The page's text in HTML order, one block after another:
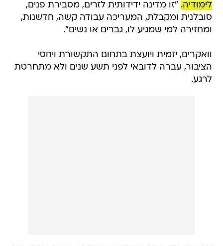
לימודיה. "זו מדינה ידידותית לזרים, מסבירת פנים,
סובלנית ומקבלת, המעריכה עבודה קשה, חדשנות,
ומחזירה למי שמגיע לו, גברים או נשים".
וואקרים, יזמית ויועצת בתחום התקשורת ויחסי
הציבור, עברה לדובאי לפני תשע שנים ולא מתחרטת
לרגע.